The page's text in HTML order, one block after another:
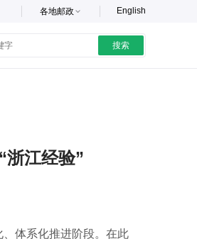
English
各地邮政
搜索
浙江经验”
体系化推进阶段。在此